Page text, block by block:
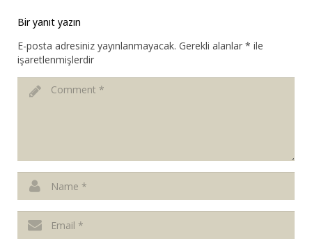
Bir yanıt yazın
E-posta adresiniz yayınlanmayacak. Gerekli alanlar * ile
işaretlenmişlerdir